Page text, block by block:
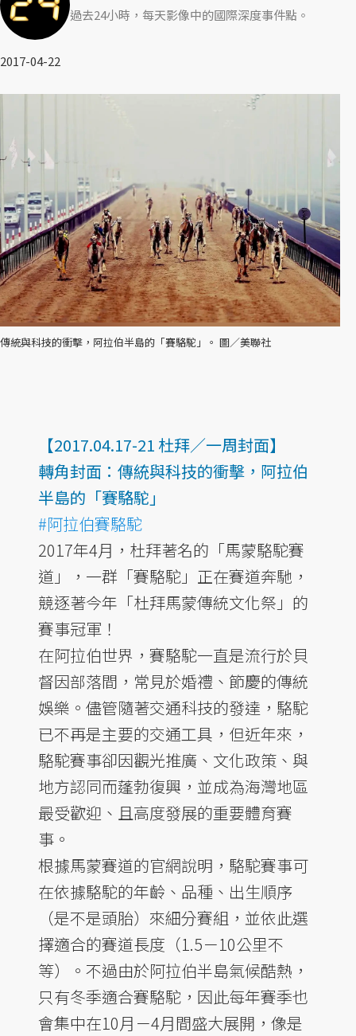
過去24小時，每天影像中的國際深度事件點。
2017-04-22
傳統與科技的衝擊，阿拉伯半島的「賽駱駝」。 圖／美聯社
【2017.04.17-21 杜拜／一周封面】
轉角封面：傳統與科技的衝擊，阿拉伯
半島的「賽駱駝」
#阿拉伯賽駱駝
2017年4月，杜拜著名的「馬蒙駱駝賽
道」，一群「賽駱駝」正在賽道奔馳，
競逐著今年「杜拜馬蒙傳統文化祭」的
賽事冠軍！
在阿拉伯世界，賽駱駝一直是流行於貝
督因部落間，常見於婚禮、節慶的傳統
娛樂。儘管隨著交通科技的發達，駱駝
已不再是主要的交通工具，但近年來，
駱駝賽事卻因觀光推廣、文化政策、與
地方認同而蓬勃復興，並成為海灣地區
最受歡迎、且高度發展的重要體育賽
事。
根據馬蒙賽道的官網說明，駱駝賽事可
在依據駱駝的年齡、品種、出生順序
（是不是頭胎）來細分賽組，並依此選
擇適合的賽道長度（1.5－10公里不
等）。不過由於阿拉伯半島氣候酷熱，
只有冬季適合賽駱駝，因此每年賽季也
會集中在10月－4月間盛大展開，像是